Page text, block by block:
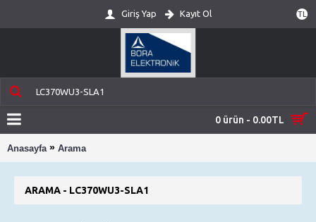
TL
Giriş Yap Kayıt Ol
0 ürün - 0.00TL
Anasayfa » Arama
ARAMA - LC370WU3-SLA1